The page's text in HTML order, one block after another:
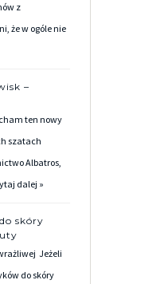
z
że w ogóle nie
–
ten nowy
szatach
Albatros,
dalej »
skóry
Jeżeli
do skóry